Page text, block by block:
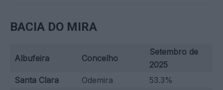
BACIA DO MIRA
Albufeira Concelho
Setembro de
2025
Santa Clara
Odemira
53.3%